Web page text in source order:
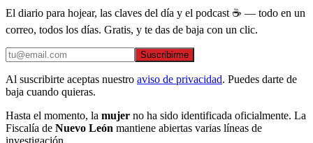
El diario para hojear, las claves del día y el podcast ☕ — todo en un
correo, todos los días. Gratis, y te das de baja con un clic.
Suscribirme
Al suscribirte aceptas nuestro aviso de privacidad. Puedes darte de
baja cuando quieras.
Hasta el momento, la mujer no ha sido identificada oficialmente. La
Fiscalía de Nuevo León mantiene abiertas varias líneas de